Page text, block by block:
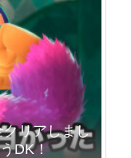
リアしまし
DK！